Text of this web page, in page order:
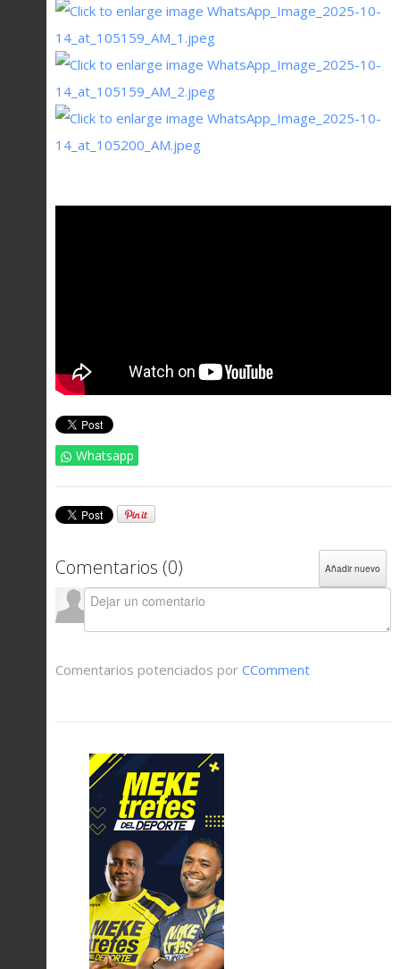
Whatsapp
Comentarios (0) Añadir nuevo
Comentarios potenciados por CComment